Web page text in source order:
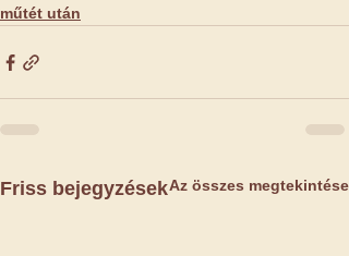
műtét után
Friss bejegyzésekAz összes megtekintése